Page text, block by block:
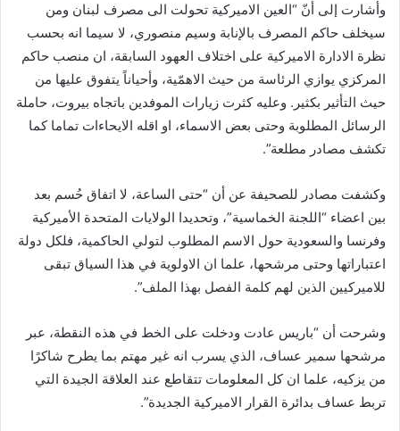
وأشارت إلى أنّ “العين الاميركية تحولت الى مصرف لبنان ومن
سيخلف حاكم المصرف بالإنابة وسيم منصوري، لا سيما انه بحسب
نظرة الادارة الاميركية على اختلاف العهود السابقة، ان منصب حاكم
المركزي يوازي الرئاسة من حيث الاهمّية، وأحياناً يتفوق عليها من
حيث التأثير بكثير. وعليه كثرت زيارات الموفدين باتجاه بيروت، حاملة
الرسائل المطلوبة وحتى بعض الاسماء، او اقله الايحاءات تماما كما
تكشف مصادر مطلعة”.
وكشفت مصادر للصحيفة عن أن “حتى الساعة، لا اتفاق حُسم بعد
بين اعضاء “اللجنة الخماسية”، وتحديدا الولايات المتحدة الأميركية
وفرنسا والسعودية حول الاسم المطلوب لتولي الحاكمية، فلكل دولة
اعتباراتها وحتى مرشحها، علما ان الاولوية في هذا السياق تبقى
للاميركيين الذين لهم كلمة الفصل بهذا الملف”.
وشرحت أن “باريس عادت ودخلت على الخط في هذه النقطة، عبر
مرشحها سمير عساف، الذي يسرب انه غير مهتم بما يطرح شاكرًا
من يزكيه، علما ان كل المعلومات تتقاطع عند العلاقة الجيدة التي
تربط عساف بدائرة القرار الاميركية الجديدة”.